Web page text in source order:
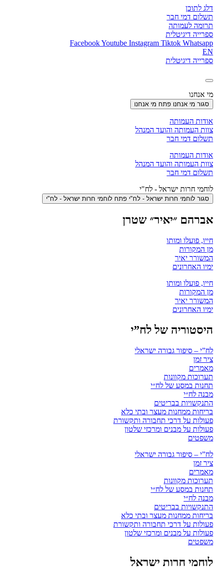
דלג לתוכן
תשלום דמי חבר
תרומה לעמותה
ספרייה דיגיטלית
FacebookYoutube Instagram Tiktok Whatsapp
EN
ספרייה דיגיטלית
מי אנחנו
סגור מי אנחנו פתח מי אנחנו
אודות העמותה
צוות העמותה והועד המנהל
תשלום דמי חבר
אודות העמותה
צוות העמותה והועד המנהל
תשלום דמי חבר
לוחמי חרות ישראל - לח"י
סגור לוחמי חרות ישראל - לח"י פתח לוחמי חרות ישראל - לח"י
אברהם ״יאיר״ שטרן
חייו, פועלו ומותו
מן המקורות
המשורר יאיר
ימיו האחרונים
חייו, פועלו ומותו
מן המקורות
המשורר יאיר
ימיו האחרונים
היסטוריה של לח”י
לח”י – סיפור גבורה ישראלי
ציר זמן
מאמרים
תערוכות מקוונות
תחנות במסע של לח״י
מבנה לח״י
התנקשויות בבריטים
בריחות ממחנות מעצר ובתי כלא
פעולות על דרכי תחבורה ותקשורת
פעולות על מבנים ומרכזי שלטון
משפטים
לח”י – סיפור גבורה ישראלי
ציר זמן
מאמרים
תערוכות מקוונות
תחנות במסע של לח״י
מבנה לח״י
התנקשויות בבריטים
בריחות ממחנות מעצר ובתי כלא
פעולות על דרכי תחבורה ותקשורת
פעולות על מבנים ומרכזי שלטון
משפטים
לוחמי חרות ישראל